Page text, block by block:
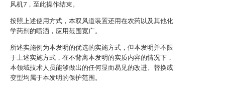
风机7，至此操作结束。
按照上述使用方式，本双风道装置还用在农药以及其他化
学药剂的喷洒，应用范围宽广。
所述实施例为本发明的优选的实施方式，但本发明并不限
于上述实施方式，在不背离本发明的实质内容的情况下，
本领域技术人员能够做出的任何显而易见的改进、替换或
变型均属于本发明的保护范围。